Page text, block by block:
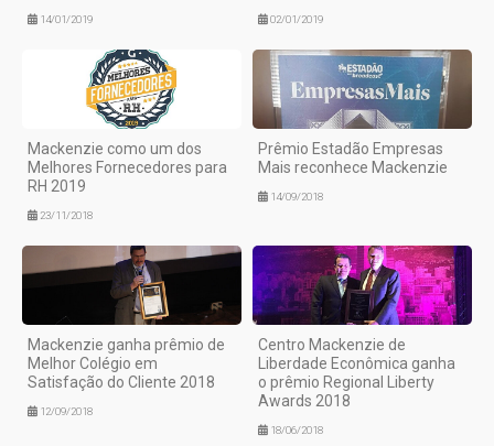
14/01/2019 02/01/2019
Mackenzie como um dos
Melhores Fornecedores para
RH 2019
23/11/2018
Prêmio Estadão Empresas
Mais reconhece Mackenzie
14/09/2018
Mackenzie ganha prêmio de
Melhor Colégio em
Satisfação do Cliente 2018
12/09/2018
Centro Mackenzie de
Liberdade Econômica ganha
o prêmio Regional Liberty
Awards 2018
18/06/2018